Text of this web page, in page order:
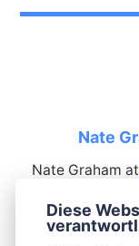
Nate
Nate Graham at
Diese